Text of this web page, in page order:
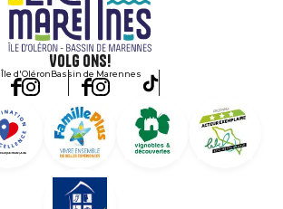
Volg ons!
Île d'OléronBassin de Marennes